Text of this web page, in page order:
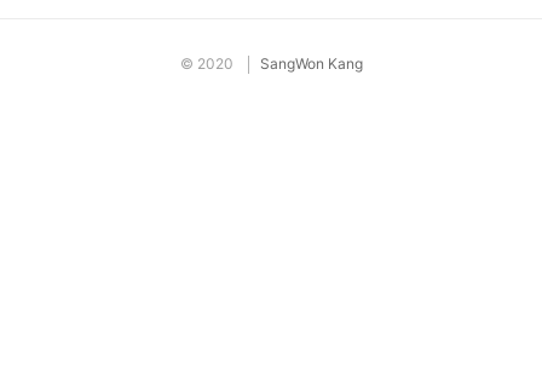
© 2020 SangWon Kang